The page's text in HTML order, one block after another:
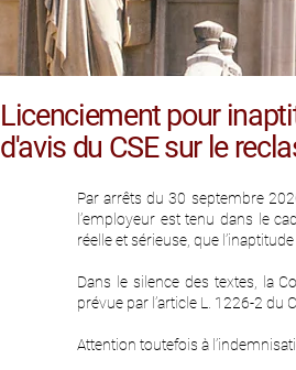
Licenciement pour
d'avis du CSE sur le
Par arrêts du 30 septembre
l’employeur est tenu dans le
réelle et sérieuse, que
Dans le silence des textes, la
prévue par l’article L. 1226-2 du
Attention toutefois à